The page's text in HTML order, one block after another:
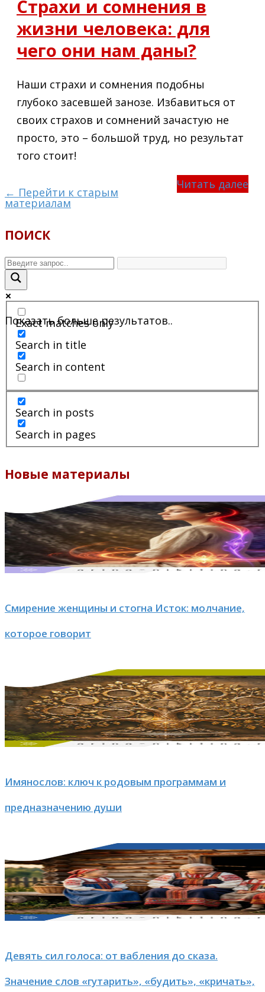
Страхи и сомнения в
жизни человека: для
чего они нам даны?
Наши страхи и сомнения подобны
глубоко засевшей занозе. Избавиться от
своих страхов и сомнений зачастую не
просто, это – большой труд, но результат
того стоит!
Читать далее
← Перейти к старым
материалам
ПОИСК
Показать больше результатов..
Exact matches only
Search in title
Search in content
Search in posts
Search in pages
Новые материалы
Смирение женщины и стогна Исток: молчание,
которое говорит
Имянослов: ключ к родовым программам и
предназначению души
Девять сил голоса: от вабления до сказа.
Значение слов «гутарить», «будить», «кричать»,